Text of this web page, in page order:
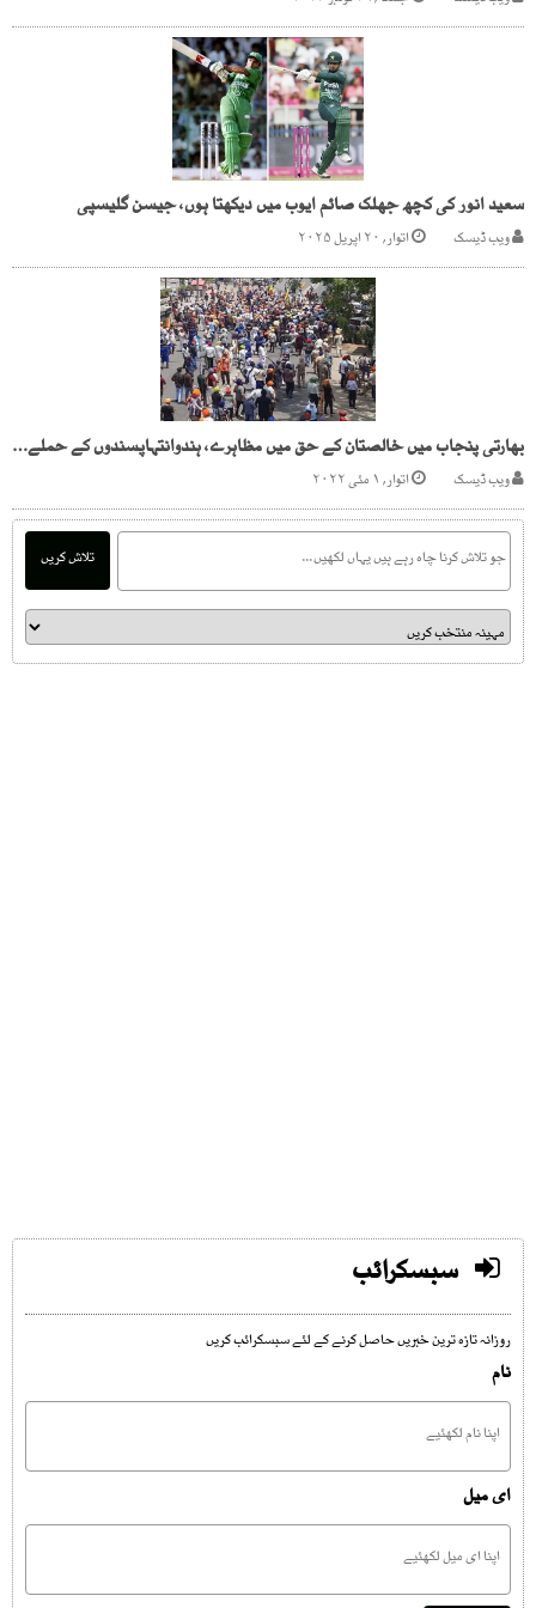
سعید انور کی کچھ جھلک صائم ایوب میں دیکھتا ہوں، جیسن گلیسپی
ویب ڈیسک اتوار, ۲۰ اپریل ۲۰۲۵
بھارتی پنجاب میں خالصتان کے حق میں مظاہرے، ہندوانتہاپسندوں کے حملے ،کرفیو نافذ
ویب ڈیسک اتوار, ۱ مئی ۲۰۲۲
تلاش کریں
سبسکرائب
روزانہ تازہ ترین خبریں حاصل کرنے کے لئے سبسکرائب کریں
نام
ای میل